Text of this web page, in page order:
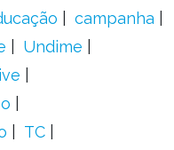
campanha
Undime
TC